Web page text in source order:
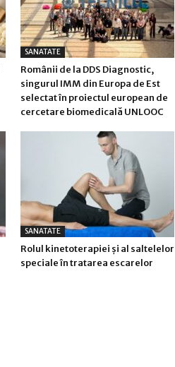
SANATATE
Românii de la DDS Diagnostic,
singurul IMM din Europa de Est
selectat în proiectul european de
cercetare biomedicală UNLOOC
SANATATE
Rolul kinetoterapiei și al saltelelor
speciale în tratarea escarelor